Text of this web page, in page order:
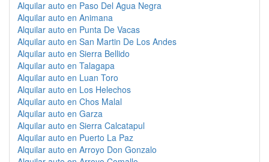
Alquilar auto en Paso Del Agua Negra
Alquilar auto en Animana
Alquilar auto en Punta De Vacas
Alquilar auto en San Martin De Los Andes
Alquilar auto en Sierra Bellido
Alquilar auto en Talagapa
Alquilar auto en Luan Toro
Alquilar auto en Los Helechos
Alquilar auto en Chos Malal
Alquilar auto en Garza
Alquilar auto en Sierra Calcatapul
Alquilar auto en Puerto La Paz
Alquilar auto en Arroyo Don Gonzalo